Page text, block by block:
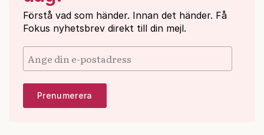
Förstå vad som händer. Innan det händer. Få
Fokus nyhetsbrev direkt till din mejl.